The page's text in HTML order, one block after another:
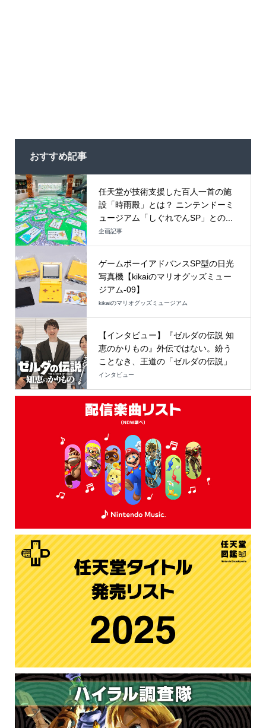
おすすめ記事
任天堂が技術支援した百人一首の施
設「時雨殿」とは？ ニンテンドーミ
ュージアム「しぐれでんSP」との...
企画記事
ゲームボーイアドバンスSP型の日光
写真機【kikaiのマリオグッズミュー
ジアム-09】
kikaiのマリオグッズミュージアム
【インタビュー】『ゼルダの伝説 知
恵のかりもの』外伝ではない。紛う
ことなき、王道の「ゼルダの伝説」
インタビュー